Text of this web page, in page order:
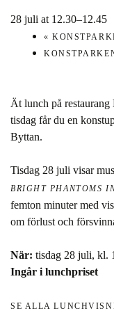
28 juli at 12.30–12.45
«
Ät lunch på
tisdag får du en
Byttan.
Tisdag 28 juli visar
BRIGHT PHANTOMS
femton minuter med
om förlust och
När: tisdag 28 juli, kl.
Ingår i lunchpriset
SE ALLA